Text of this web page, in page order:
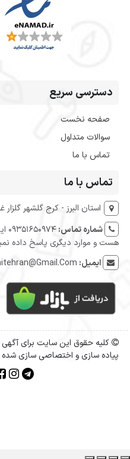
دسترسی سریع
صفحه نخست
سوالات متداول
تماس با ما
تماس با ما
استان البرز - کرج گلشهر گلزار
شماره تماس:
هست و موارد دیگری پاسخ داده
ایمیل:
کلیه حقوق این سایت برای
پیاده سازی و اختصاصی سازی